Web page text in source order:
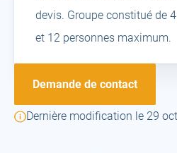
devis. Groupe constitué de
et 12 personnes maximum.
Demande de contact
Dernière modification le 29